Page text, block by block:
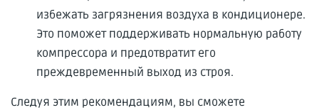
избежать загрязнения воздуха в кондиционере.
Это поможет поддерживать нормальную работу
компрессора и предотвратит его
преждевременный выход из строя.
Следуя этим рекомендациям, вы сможете